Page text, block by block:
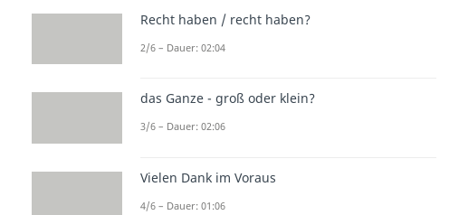
Recht haben / recht haben?
2/6 – Dauer: 02:04
das Ganze - groß oder klein?
3/6 – Dauer: 02:06
Vielen Dank im Voraus
4/6 – Dauer: 01:06